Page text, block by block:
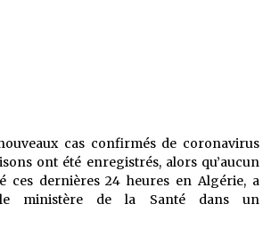
cas confirmés de coronavirus
ont été enregistrés, alors qu’aucun
ces dernières 24 heures en Algérie, a
ministère de la Santé dans un